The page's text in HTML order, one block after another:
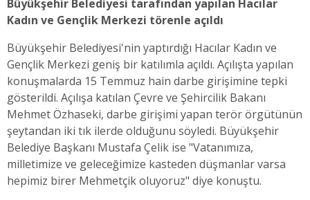
Büyükşehir Belediyesi tarafından yapılan Hacılar
Kadın ve Gençlik Merkezi törenle açıldı
Büyükşehir Belediyesi'nin yaptırdığı Hacılar Kadın ve
Gençlik Merkezi geniş bir katılımla açıldı. Açılışta yapılan
konuşmalarda 15 Temmuz hain darbe girişimine tepki
gösterildi. Açılışa katılan Çevre ve Şehircilik Bakanı
Mehmet Özhaseki, darbe girişimi yapan terör örgütünün
şeytandan iki tık ilerde olduğunu söyledi. Büyükşehir
Belediye Başkanı Mustafa Çelik ise "Vatanımıza,
milletimize ve geleceğimize kasteden düşmanlar varsa
hepimiz birer Mehmetçik oluyoruz" diye konuştu.